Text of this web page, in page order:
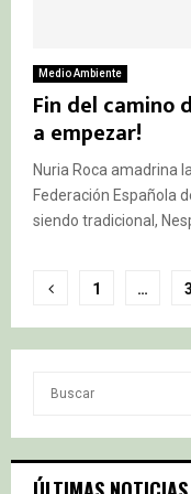
Medio Ambiente
Fin del camino
a empezar!
Nuria Roca amadrina
Federación Española
siendo tradicional,
Paginación
de
entradas
1 … 3
c